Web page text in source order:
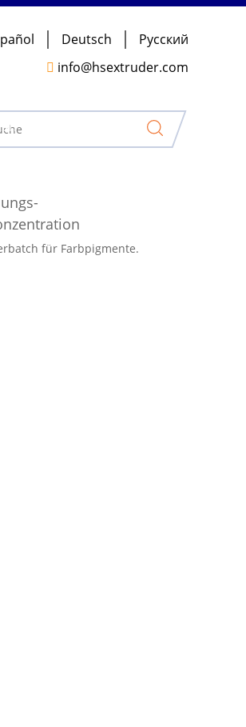
Deutsch
Pусский
 info@hsextruder.com
für Farbpigmente.